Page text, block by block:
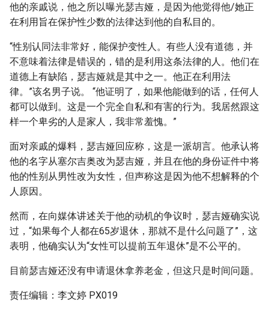
他的亲戚说，他之所以曝光瑟吉娅，是因为他觉得他/她正
在利用旨在保护性少数的法律达到他的自私目的。
“性别认同法非常好，能保护变性人。有些人没有道德，并
不意味着法律是错误的，错的是利用这条法律的人。他们在
道德上有缺陷，瑟吉娅就是其中之一。他正在利用法
律。”该名男子说。 “他证明了，如果他能做到的话，任何人
都可以做到。这是一个完全自私和有害的行为。我居然跟这
样一个卑劣的人是家人，我非常羞愧。”
面对亲戚的爆料，瑟吉娅回应称，这是一派胡言。他承认将
他的名字从塞尔吉奥改为瑟吉娅，并且在他的身份证件中将
他的性别从男性改为女性，但声称这是因为他不想解释的个
人原因。
然而，在向媒体讲述关于他的动机的争议时，瑟吉娅确实说
过，“如果每个人都在65岁退休，那就不是什么问题了”，这
表明，他确实认为“女性可以提前五年退休”是不公平的。
目前瑟吉娅还没有申请退休拿养老金，但这只是时间问题。
责任编辑：李文婷 PX019